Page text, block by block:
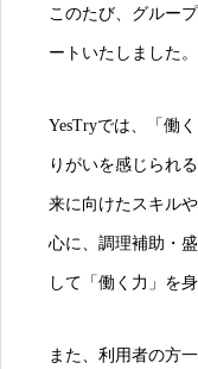
このたび、グルー
ートいたしました。
YesTryでは、「働
りがいを感じられ
来に向けたスキル
心に、調理補助・
して「働く力」を
また、利用者の方